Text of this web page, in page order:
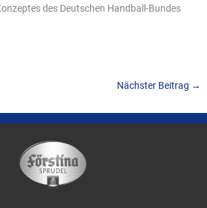
des Deutschen Handball-Bundes
Nächster Beitrag →